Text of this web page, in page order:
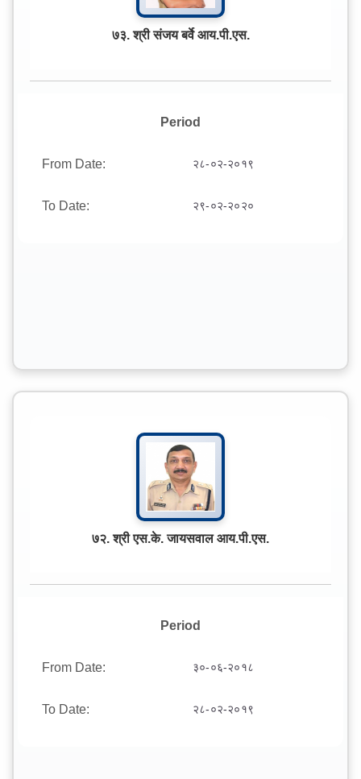
७३. श्री संजय बर्वे आय.पी.एस.
Period
From Date: २८-०२-२०१९
To Date: २९-०२-२०२०
७२. श्री एस.के. जायसवाल आय.पी.एस.
Period
From Date: ३०-०६-२०१८
To Date: २८-०२-२०१९